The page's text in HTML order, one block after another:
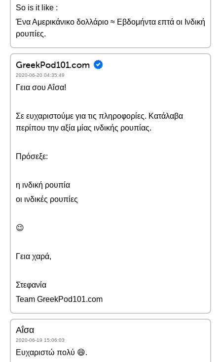
So is it like :
Ένα Αμερικάνικο δολλάριο ≈ Εβδομήντα επτά οι Ινδική
ρουπίες.
GreekPod101.com
2020-06-20 04:35:49
Γεια σου Αΐσα!
Σε ευχαριστούμε για τις πληροφορίες. Κατάλαβα
περίπου την αξία μίας ινδικής ρουπίας.
Πρόσεξε:
η ινδική ρουπία
οι ινδικές ρουπίες
😉
Γεια χαρά,
Στεφανία
Team GreekPod101.com
Αΐσα
2020-06-19 15:06:03
Ευχαριστώ πολύ 😄.